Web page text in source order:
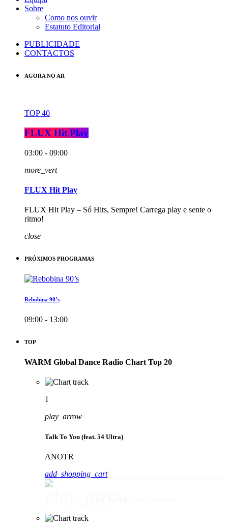
Sobre
Como nos ouvir
Estatuto Editorial
PUBLICIDADE
CONTACTOS
AGORA NO AR
TOP 40
FLUX Hit Play
03:00 - 09:00
more_vert
FLUX Hit Play
FLUX Hit Play – Só Hits, Sempre! Carrega play e sente o
ritmo!
close
PRÓXIMOS PROGRAMAS
Rebobina 90’s
09:00 - 13:00
TOP
WARM Global Dance Radio Chart Top 20
1
play_arrow
Talk To You (feat. 54 Ultra)
ANOTR
add_shopping_cart